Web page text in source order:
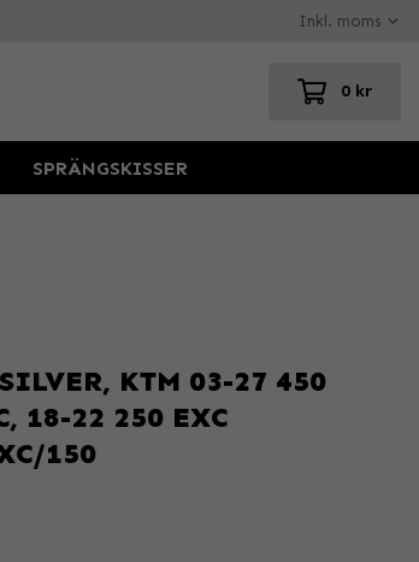
0 kr
SPRÄNGSKISSER
KTM 03-27 450
18-22 250 EXC
150